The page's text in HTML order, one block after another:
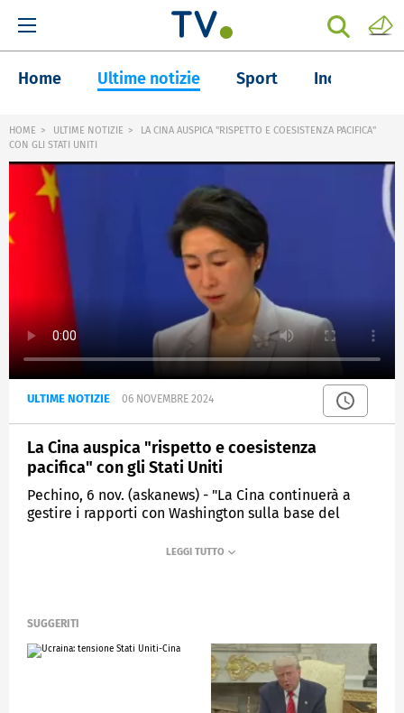
Home Ultime notizie Sport Inchieste
HOME ULTIME NOTIZIE
LA CINA AUSPICA "RISPETTO E COESISTENZA PACIFICA"
CON GLI STATI UNITI
ULTIME NOTIZIE 06 NOVEMBRE 2024
La Cina auspica "rispetto e coesistenza
pacifica" con gli Stati Uniti
Pechino, 6 nov. (askanews) - "La Cina continuerà a
gestire i rapporti con Washington sulla base del
detto il portavoce del ministero degli Esteri di
ESTERI
SUGGERITI